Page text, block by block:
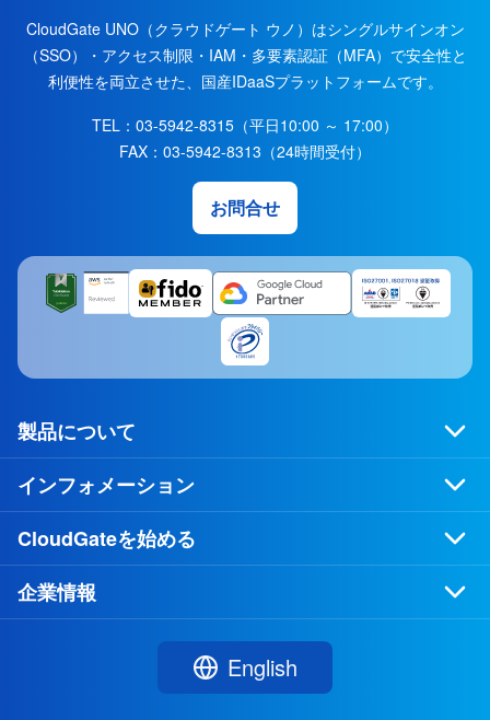
CloudGate UNO（クラウドゲート ウノ）はシングルサインオン
（SSO）・アクセス制限・IAM・多要素認証（MFA）で安全性と
利便性を両立させた、国産IDaaSプラットフォームです。
TEL：03-5942-8315（平日10:00 ～ 17:00）
FAX：03-5942-8313（24時間受付）
お問合せ
製品について
インフォメーション
CloudGateを始める
企業情報
English